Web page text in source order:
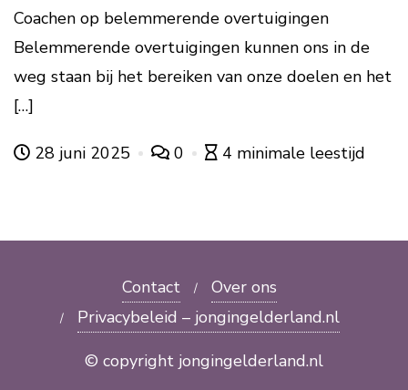
Coachen op belemmerende overtuigingen
Belemmerende overtuigingen kunnen ons in de
weg staan bij het bereiken van onze doelen en het
[…]
28 juni 2025 0 4 minimale leestijd
Contact
Over ons
Privacybeleid – jongingelderland.nl
© copyright jongingelderland.nl